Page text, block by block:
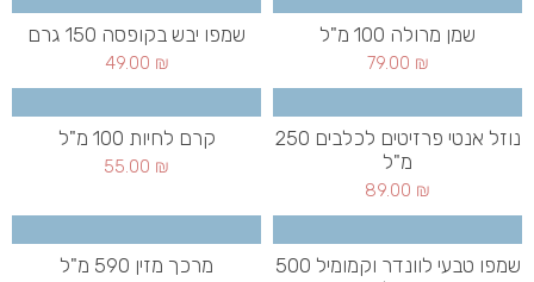
שמן מרולה 100 מ"ל
79.00 ₪
שמפו יבש בקופסה 150 גרם
49.00 ₪
נוזל אנטי פרזיטים לכלבים 250
מ"ל
89.00 ₪
קרם לחיות 100 מ"ל
55.00 ₪
שמפו טבעי לוונדר וקמומיל 500
מרכך מזין 590 מ"ל